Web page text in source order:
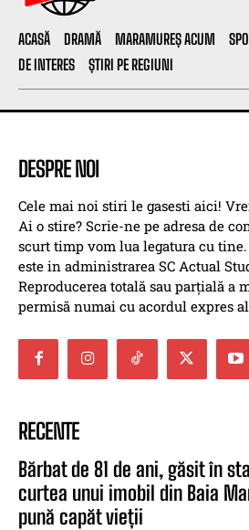
ACASĂ DRAMĂ MARAMUREȘ ACUM
DE INTERES
ȘTIRI PE REGIUNI
DESPRE NOI
Cele mai noi stiri le gasesti aici!
Ai o stire? Scrie-ne pe adresa de
scurt timp vom lua legatura cu
este in administrarea SC Actual
Reproducerea totală sau parțială a
permisă numai cu acordul expres
RECENTE
Bărbat de 81 de ani, găsit în
curtea unui imobil din Baia
pună capăt vieții